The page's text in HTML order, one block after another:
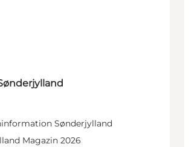
Sønderjylland
Magazin 2026